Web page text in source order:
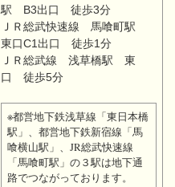
駅 B3出口 徒歩3分
ＪＲ総武快速線 馬喰町駅
東口C1出口 徒歩1分
ＪＲ総武線 浅草橋駅 東
口 徒歩5分
※都営地下鉄浅草線「東日本橋
駅」、都営地下鉄新宿線「馬
喰横山駅」、JR総武快速線
「馬喰町駅」の３駅は地下通
路でつながっております。